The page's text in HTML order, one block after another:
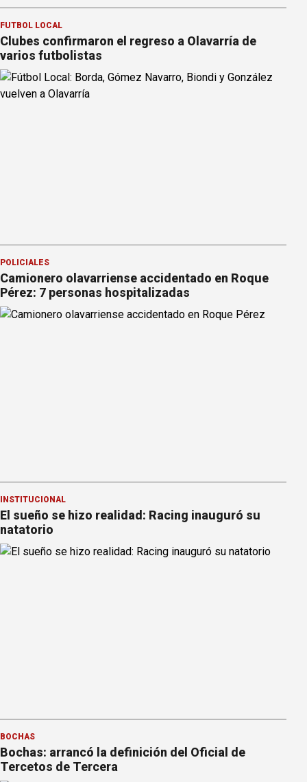
FÚTBOL LOCAL
Clubes confirmaron el regreso a Olavarría de
varios futbolistas
POLICIALES
Camionero olavarriense accidentado en Roque
Pérez: 7 personas hospitalizadas
INSTITUCIONAL
El sueño se hizo realidad: Racing inauguró su
natatorio
BOCHAS
Bochas: arrancó la definición del Oficial de
Tercetos de Tercera